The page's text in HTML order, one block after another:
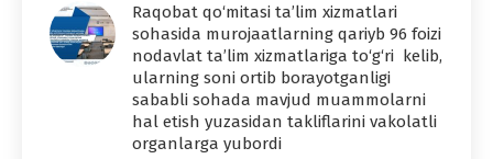
Raqobat qo‘mitasi ta’lim xizmatlari
sohasida murojaatlarning qariyb 96 foizi
nodavlat ta’lim xizmatlariga to‘g‘ri kelib,
ularning soni ortib borayotganligi
sababli sohada mavjud muammolarni
hal etish yuzasidan takliflarini vakolatli
organlarga yubordi